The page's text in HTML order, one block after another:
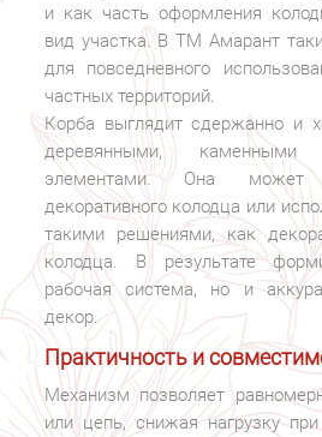
и как часть оформления
вид участка. В ТМ Амарант
для повседневного
частных территорий.
Корба выглядит сдержанно и
деревянными,
элементами. Она может
декоративного колодца или
такими решениями, как
колодца. В результате
рабочая система, но и
декор.
Практичность и
Механизм позволяет
или цепь, снижая нагрузку